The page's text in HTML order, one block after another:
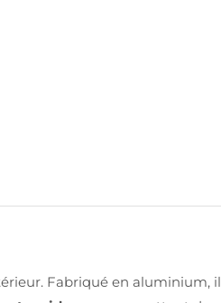
Fabriqué en aluminium,